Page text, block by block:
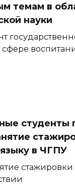
темам в
науки
студенты
в ЧГПУ
стажировки